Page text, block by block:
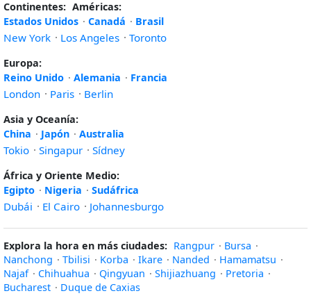
Continentes: Américas:
Estados Unidos · Canadá · Brasil
New York · Los Angeles · Toronto
Europa:
Reino Unido · Alemania · Francia
London · Paris · Berlin
Asia y Oceanía:
China · Japón · Australia
Tokio · Singapur · Sídney
África y Oriente Medio:
Egipto · Nigeria · Sudáfrica
Dubái · El Cairo · Johannesburgo
Explora la hora en más ciudades: Rangpur · Bursa ·
Nanchong · Tbilisi · Korba · Ikare · Nanded · Hamamatsu ·
Najaf · Chihuahua · Qingyuan · Shijiazhuang · Pretoria ·
Bucharest · Duque de Caxias